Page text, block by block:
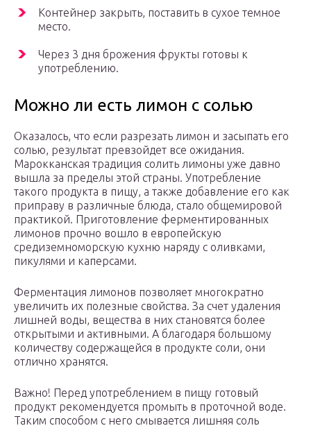
Контейнер закрыть, поставить в сухое темное
место.
Через 3 дня брожения фрукты готовы к
употреблению.
Можно ли есть лимон с солью
Оказалось, что если разрезать лимон и засыпать его
солью, результат превзойдет все ожидания.
Марокканская традиция солить лимоны уже давно
вышла за пределы этой страны. Употребление
такого продукта в пищу, а также добавление его как
приправу в различные блюда, стало общемировой
практикой. Приготовление ферментированных
лимонов прочно вошло в европейскую
средиземноморскую кухню наряду с оливками,
пикулями и каперсами.
Ферментация лимонов позволяет многократно
увеличить их полезные свойства. За счет удаления
лишней воды, вещества в них становятся более
открытыми и активными. А благодаря большому
количеству содержащейся в продукте соли, они
отлично хранятся.
Важно! Перед употреблением в пищу готовый
продукт рекомендуется промыть в проточной воде.
Таким способом с него смывается лишняя соль